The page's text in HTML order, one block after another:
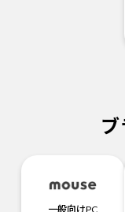
一般向けPC